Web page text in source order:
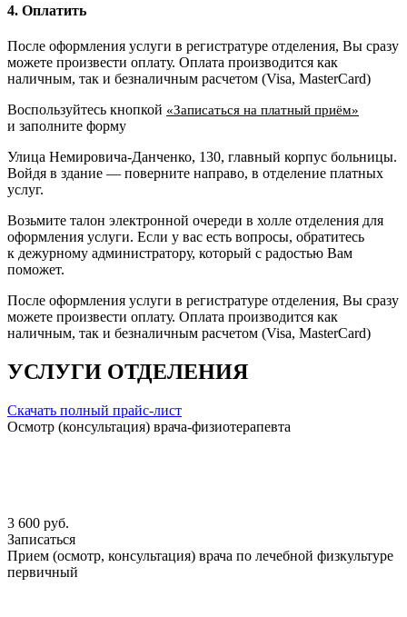
4. Оплатить
После оформления услуги в регистратуре отделения, Вы сразу
можете произвести оплату. Оплата производится как
наличным, так и безналичным расчетом (Visa, MasterCard)
Воспользуйтесь кнопкой «Записаться на платный приём»
и заполните форму
Улица Немировича-Данченко, 130, главный корпус больницы.
Войдя в здание — поверните направо, в отделение платных
услуг.
Возьмите талон электронной очереди в холле отделения для
оформления услуги. Если у вас есть вопросы, обратитесь
к дежурному администратору, который с радостью Вам
поможет.
После оформления услуги в регистратуре отделения, Вы сразу
можете произвести оплату. Оплата производится как
наличным, так и безналичным расчетом (Visa, MasterCard)
УСЛУГИ ОТДЕЛЕНИЯ
Скачать полный прайс-лист
Осмотр (консультация) врача-физиотерапевта
3 600 руб.
Записаться
Прием (осмотр, консультация) врача по лечебной физкультуре
первичный